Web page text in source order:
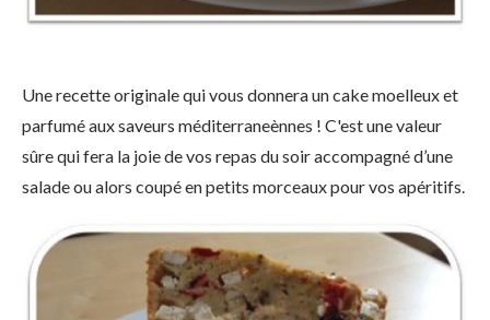
Une recette originale qui vous donnera un cake moelleux et
parfumé aux saveurs méditerraneènnes ! C'est une valeur
sûre qui fera la joie de vos repas du soir accompagné d’une
salade ou alors coupé en petits morceaux pour vos apéritifs.